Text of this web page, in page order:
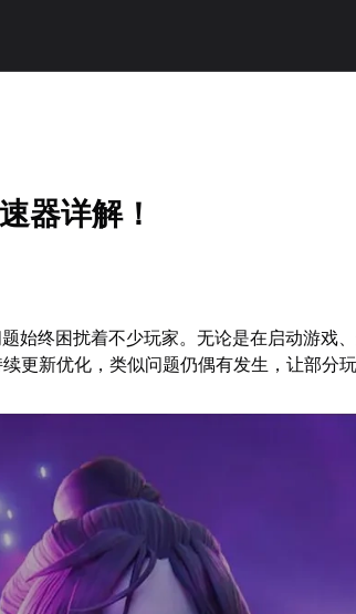
器详解！
始终困扰着不少玩家。无论是在启动游戏
新优化，类似问题仍偶有发生，让部分玩